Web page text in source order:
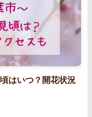
はいつ？開花状況